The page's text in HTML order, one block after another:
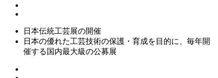
日本伝統工芸展の開催
日本の優れた工芸技術の保護・育成を目的に、毎年開
催する国内最大級の公募展